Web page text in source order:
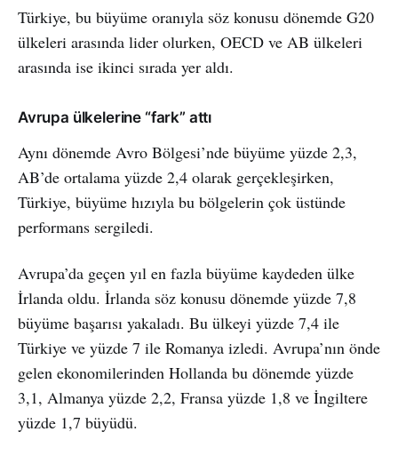
Türkiye, bu büyüme oranıyla söz konusu dönemde G20
ülkeleri arasında lider olurken, OECD ve AB ülkeleri
arasında ise ikinci sırada yer aldı.
Avrupa ülkelerine “fark” attı
Aynı dönemde Avro Bölgesi’nde büyüme yüzde 2,3,
AB’de ortalama yüzde 2,4 olarak gerçekleşirken,
Türkiye, büyüme hızıyla bu bölgelerin çok üstünde
performans sergiledi.
Avrupa’da geçen yıl en fazla büyüme kaydeden ülke
İrlanda oldu. İrlanda söz konusu dönemde yüzde 7,8
büyüme başarısı yakaladı. Bu ülkeyi yüzde 7,4 ile
Türkiye ve yüzde 7 ile Romanya izledi. Avrupa’nın önde
gelen ekonomilerinden Hollanda bu dönemde yüzde
3,1, Almanya yüzde 2,2, Fransa yüzde 1,8 ve İngiltere
yüzde 1,7 büyüdü.